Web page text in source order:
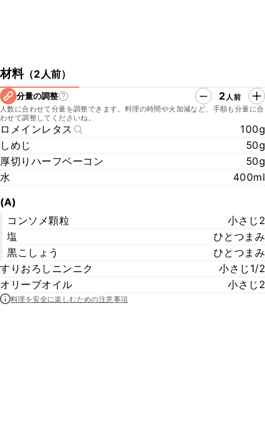
材料（2人前）
分量の調整 2 人前
人数に合わせて分量を調整できます。料理の時間や火加減など、手順も分量に合
わせて調整してくださいね。
ロメインレタス
100g
しめじ
50g
厚切りハーフベーコン
50g
水
400ml
(A)
コンソメ顆粒
小さじ2
塩
ひとつまみ
黒こしょう
ひとつまみ
すりおろしニンニク
小さじ1/2
オリーブオイル
小さじ2
料理を安全に楽しむための注意事項